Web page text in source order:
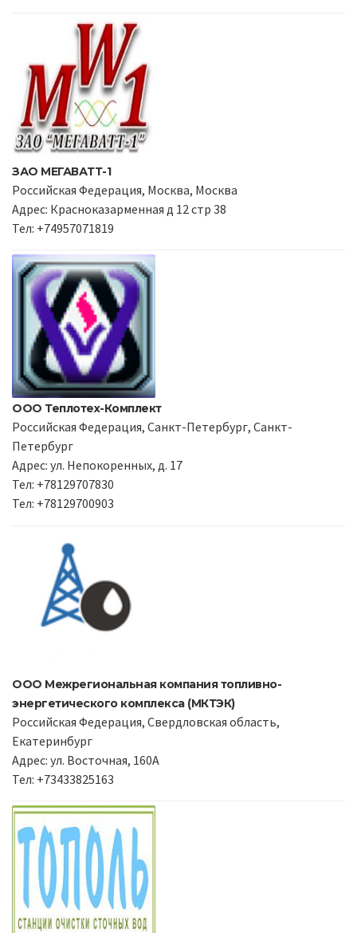
ЗАО МЕГАВАТТ-1
Российская Федерация, Москва, Москва
Адрес: Красноказарменная д 12 стр 38
Тел: +74957071819
ООО Теплотех-Комплект
Российская Федерация, Санкт-Петербург, Санкт-
Петербург
Адрес: ул. Непокоренных, д. 17
Тел: +78129707830
Тел: +78129700903
ООО Межрегиональная компания топливно-
энергетического комплекса (МКТЭК)
Российская Федерация, Свердловская область,
Екатеринбург
Адрес: ул. Восточная, 160А
Тел: +73433825163